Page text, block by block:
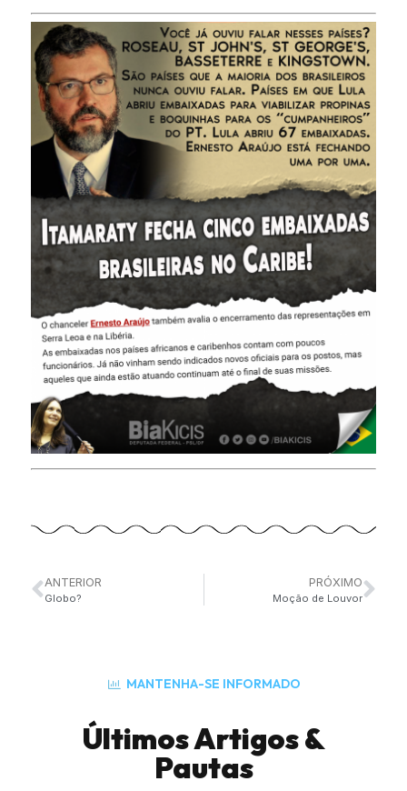
ANTERIOR
Globo?
PRÓXIMO
Moção de Louvor
MANTENHA-SE INFORMADO
Últimos Artigos &
Pautas